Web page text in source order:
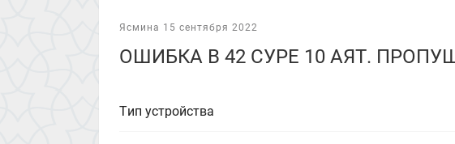
Ясмина 15 сентября 2022
ОШИБКА В 42 СУРЕ 10 АЯТ.
Тип устройства